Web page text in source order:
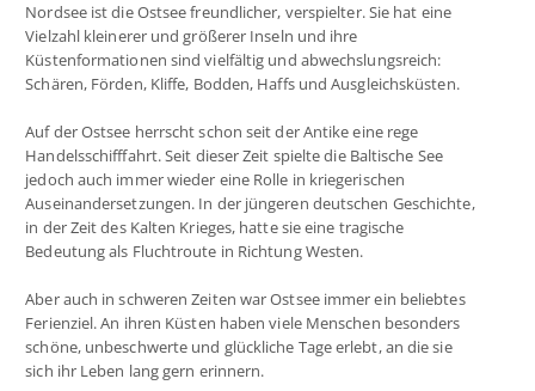
Nordsee ist die Ostsee freundlicher, verspielter. Sie hat eine
Vielzahl kleinerer und größerer Inseln und ihre
Küstenformationen sind vielfältig und abwechslungsreich:
Schären, Förden, Kliffe, Bodden, Haffs und Ausgleichsküsten.
Auf der Ostsee herrscht schon seit der Antike eine rege
Handelsschifffahrt. Seit dieser Zeit spielte die Baltische See
jedoch auch immer wieder eine Rolle in kriegerischen
Auseinandersetzungen. In der jüngeren deutschen Geschichte,
in der Zeit des Kalten Krieges, hatte sie eine tragische
Bedeutung als Fluchtroute in Richtung Westen.
Aber auch in schweren Zeiten war Ostsee immer ein beliebtes
Ferienziel. An ihren Küsten haben viele Menschen besonders
schöne, unbeschwerte und glückliche Tage erlebt, an die sie
sich ihr Leben lang gern erinnern.